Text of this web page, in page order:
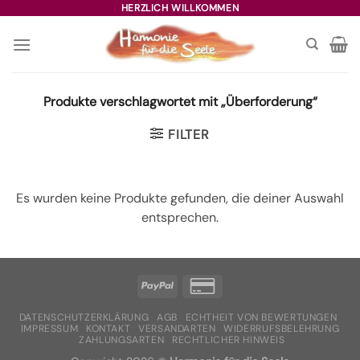
springen
HERZLICH WILLKOMMEN
Produkte verschlagwortet mit „Überforderung“
FILTER
Es wurden keine Produkte gefunden, die deiner Auswahl
entsprechen.
DATENSCHUTZERKLÄRUNG AGB
ECHTHEIT VON BEWERTUNGEN
IMPRESSUM
KONTAKT VERSANDARTEN
WIDERRUFSBELEHRUNG
ZAHLUNGSARTEN
RECHTLICHER HINWEIS